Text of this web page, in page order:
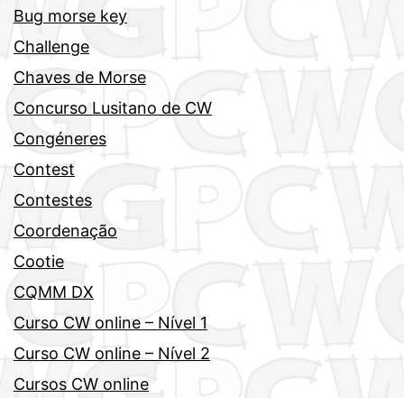
Bug morse key
Challenge
Chaves de Morse
Concurso Lusitano de CW
Congéneres
Contest
Contestes
Coordenação
Cootie
CQMM DX
Curso CW online – Nível 1
Curso CW online – Nível 2
Cursos CW online